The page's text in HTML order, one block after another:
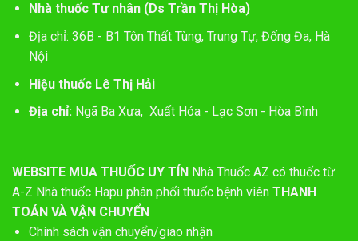
Nhà thuốc Tư nhân (Ds Trần Thị Hòa)
Địa chỉ: 36B - B1 Tôn Thất Tùng, Trung Tự, Đống Đa, Hà
Nội
Hiệu thuốc Lê Thị Hải
Địa chỉ: Ngã Ba Xưa, Xuất Hóa - Lạc Sơn - Hòa Bình
WEBSITE MUA THUỐC UY TÍN Nhà Thuốc AZ có thuốc từ
A-Z Nhà thuốc Hapu phân phối thuốc bệnh viên THANH
TOÁN VÀ VẬN CHUYỂN
Chính sách vận chuyển/giao nhận